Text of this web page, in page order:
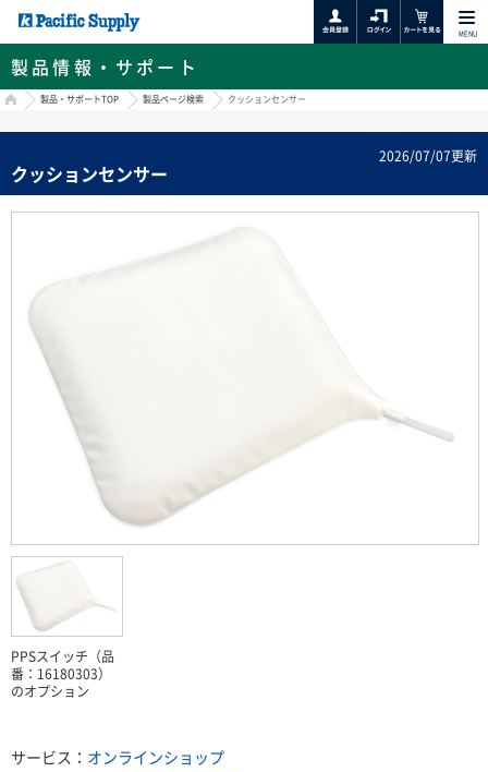
MENU
製品情報・サポート
HOME製品・サポートTOP 製品ページ検索 クッションセンサー
2026/07/07更新
クッションセンサー
PPSスイッチ（品
番：16180303）
のオプション
サービス： オンラインショップ